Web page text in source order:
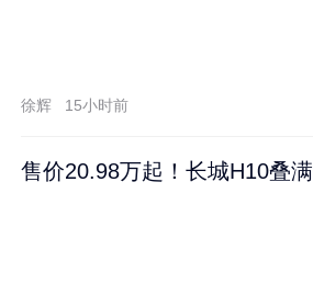
徐辉 15小时前
售价20.98万起！长城H10叠